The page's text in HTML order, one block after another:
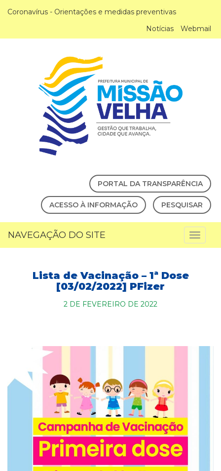
Coronavírus - Orientações e medidas preventivas
Notícias
Webmail
PORTAL DA TRANSPARÊNCIA
ACESSO À INFORMAÇÃO PESQUISAR
NAVEGAÇÃO DO SITE
Lista de Vacinação – 1ª Dose
[03/02/2022] PFizer
2 DE FEVEREIRO DE 2022